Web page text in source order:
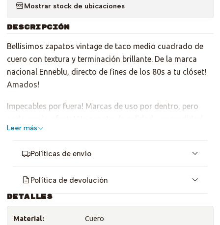
Mostrar stock de ubicaciones
DESCRIPCIÓN
Bellísimos zapatos vintage de taco medio cuadrado de
cuero con textura y terminación brillante. De la marca
nacional Enneblu, directo de fines de los 80s a tu clóset!
Amados!
Impecables por fuera! Marcas de uso por dentro, pero
insuperable!
Leer más
Políticas de envío
Política de devolución
DETALLES
Material: Cuero